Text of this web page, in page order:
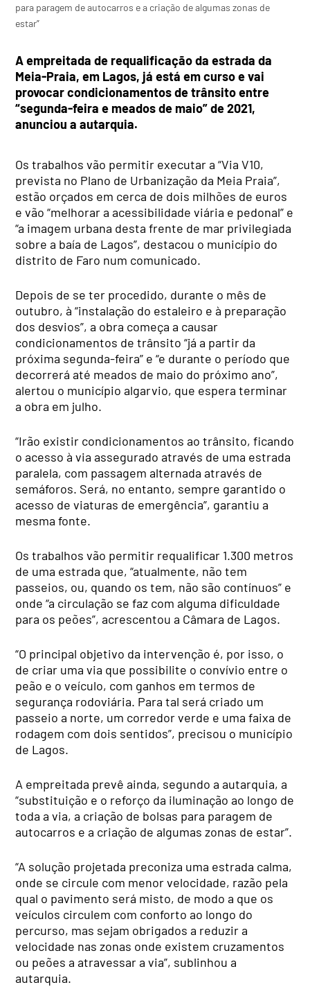
para paragem de autocarros e a criação de algumas zonas de
estar”
A empreitada de requalificação da estrada da
Meia-Praia, em Lagos, já está em curso e vai
provocar condicionamentos de trânsito entre
“segunda-feira e meados de maio” de 2021,
anunciou a autarquia.
Os trabalhos vão permitir executar a “Via V10,
prevista no Plano de Urbanização da Meia Praia”,
estão orçados em cerca de dois milhões de euros
e vão “melhorar a acessibilidade viária e pedonal” e
“a imagem urbana desta frente de mar privilegiada
sobre a baía de Lagos”, destacou o município do
distrito de Faro num comunicado.
Depois de se ter procedido, durante o mês de
outubro, à “instalação do estaleiro e à preparação
dos desvios”, a obra começa a causar
condicionamentos de trânsito “já a partir da
próxima segunda-feira” e “e durante o período que
decorrerá até meados de maio do próximo ano”,
alertou o município algarvio, que espera terminar
a obra em julho.
“Irão existir condicionamentos ao trânsito, ficando
o acesso à via assegurado através de uma estrada
paralela, com passagem alternada através de
semáforos. Será, no entanto, sempre garantido o
acesso de viaturas de emergência”, garantiu a
mesma fonte.
Os trabalhos vão permitir requalificar 1.300 metros
de uma estrada que, “atualmente, não tem
passeios, ou, quando os tem, não são contínuos” e
onde “a circulação se faz com alguma dificuldade
para os peões”, acrescentou a Câmara de Lagos.
“O principal objetivo da intervenção é, por isso, o
de criar uma via que possibilite o convívio entre o
peão e o veículo, com ganhos em termos de
segurança rodoviária. Para tal será criado um
passeio a norte, um corredor verde e uma faixa de
rodagem com dois sentidos”, precisou o município
de Lagos.
A empreitada prevê ainda, segundo a autarquia, a
“substituição e o reforço da iluminação ao longo de
toda a via, a criação de bolsas para paragem de
autocarros e a criação de algumas zonas de estar”.
“A solução projetada preconiza uma estrada calma,
onde se circule com menor velocidade, razão pela
qual o pavimento será misto, de modo a que os
veículos circulem com conforto ao longo do
percurso, mas sejam obrigados a reduzir a
velocidade nas zonas onde existem cruzamentos
ou peões a atravessar a via”, sublinhou a
autarquia.